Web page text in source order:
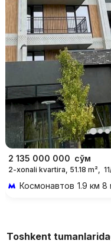
2 135 000 000 сўм
2-xonali kvartira, 51.18 m²,
Космонавтов 1.9 км 8
Toshkent